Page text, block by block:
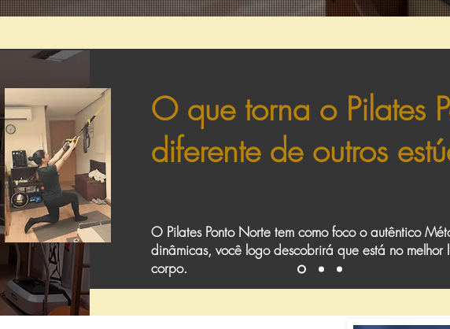
O que torna o Pilates
diferente de outros
O Pilates Ponto Norte tem como foco o autêntico
dinâmicas, você logo descobrirá que está no
corpo.